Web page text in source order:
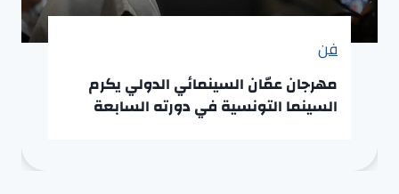
فن
مهرجان عمّان السينمائي الدولي يكرم
السينما التونسية في دورته السابعة